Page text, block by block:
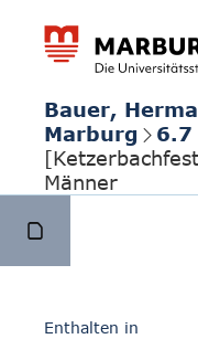
Bauer,
Marburg
6.7
Männer
Enthalten in